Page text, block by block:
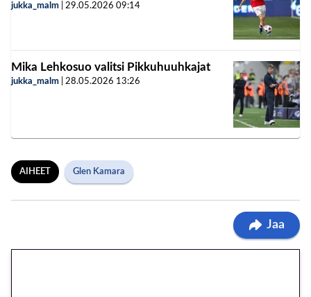
jukka_malm 29.05.2026 09:14
Mika Lehkosuo valitsi Pikkuhuuhkajat
jukka_malm 28.05.2026 13:26
AIHEET Glen Kamara
Jaa